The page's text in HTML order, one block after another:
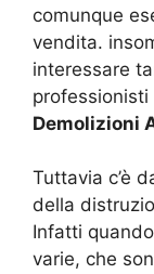
comunque
vendita.
interessare
professionisti
Demolizioni
Tuttavia c’è
della
Infatti
varie, che